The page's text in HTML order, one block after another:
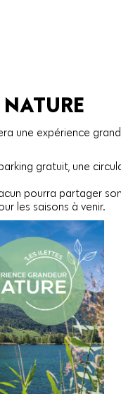
une expérience
gratuit, une
pourra partager
les saisons à venir.